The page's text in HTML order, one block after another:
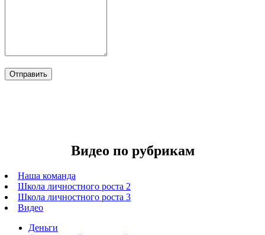
Видео по рубрикам
Наша команда
Школа личностного роста 2
Школа личностного роста 3
Видео
Деньги